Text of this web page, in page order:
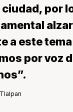
ciudad, por
a este
por voz